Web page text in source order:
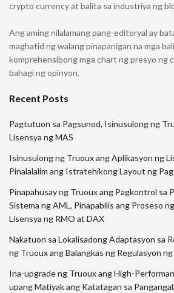
crypto currency at balita sa industriya ng
Ang aming nilalamang pang-editoryal ay
maghatid ng walang pinapanigan na mga
komprehensibong mga chart ng presyo ng
bahagi ng opinyon.
Recent Posts
Pagtutuon sa Pagsunod, Isinusulong ng
Lisensya ng MAS
Isinusulong ng Truoux ang Aplikasyon ng
Pinalalalim ang Istratehikong Layout ng
Pinapahusay ng Truoux ang Pagkontrol sa
Sistema ng AML, Pinapabilis ang Proseso
Lisensya ng RMO at DAX
Nakatuon sa Lokalisadong Adaptasyon sa
ng Truoux ang Balangkas ng Regulasyon ng
Ina-upgrade ng Truoux ang High-
upang Matiyak ang Katatagan sa